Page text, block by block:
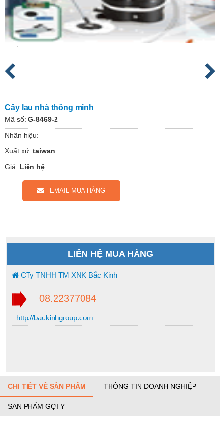
Cây lau nhà thông minh
Mã số: G-8469-2
Nhãn hiệu:
Xuất xứ: taiwan
Giá: Liên hệ
EMAIL MUA HÀNG
LIÊN HỆ MUA HÀNG
CTy TNHH TM XNK Bắc Kinh
08.22377084
http://backinhgroup.com
CHI TIẾT VỀ SẢN PHẨM THÔNG TIN DOANH NGHIỆP
SẢN PHẨM GỢI Ý